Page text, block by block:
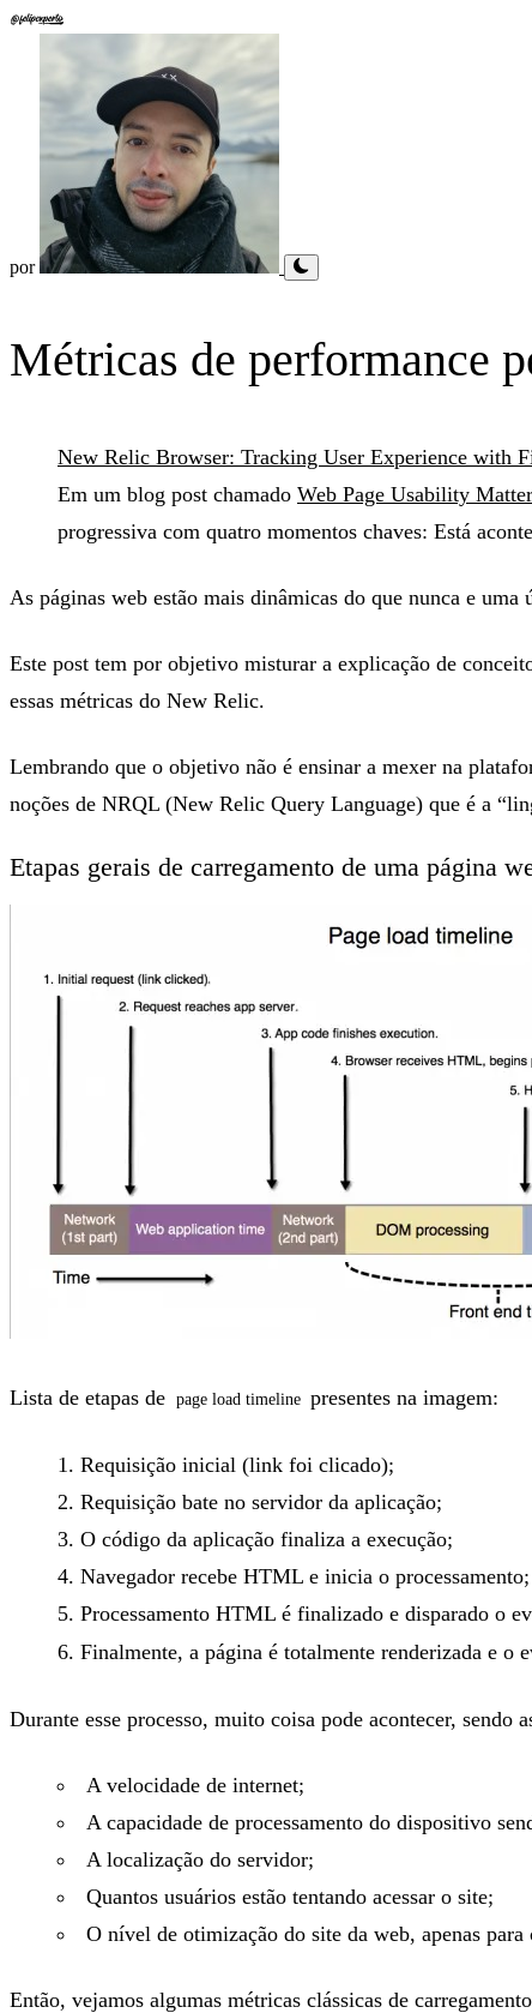
por
Métricas de performance
New Relic Browser: Tracking User Experience with
Em um blog post chamado Web Page Usability
progressiva com quatro momentos chaves: Está
As páginas web estão mais dinâmicas do que nunca e
Este post tem por objetivo misturar a explicação de
essas métricas do New Relic.
Lembrando que o objetivo não é ensinar a mexer na
noções de NRQL (New Relic Query Language) que é a
Etapas gerais de carregamento de uma página
Lista de etapas de page load timeline presentes na imagem:
Requisição inicial (link foi clicado);
Requisição bate no servidor da aplicação;
O código da aplicação finaliza a execução;
Navegador recebe HTML e inicia o processamento;
Processamento HTML é finalizado e disparado o
Finalmente, a página é totalmente renderizada e o
Durante esse processo, muito coisa pode acontecer,
A velocidade de internet;
A capacidade de processamento do dispositivo
A localização do servidor;
Quantos usuários estão tentando acessar o site;
O nível de otimização do site da web, apenas para
Então, vejamos algumas métricas clássicas de